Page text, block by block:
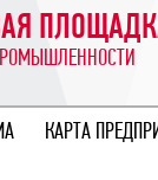
КАРТА